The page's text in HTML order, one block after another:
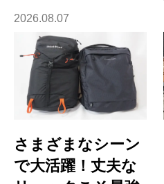
2026.08.07
さまざまなシーン
で大活躍！丈夫な